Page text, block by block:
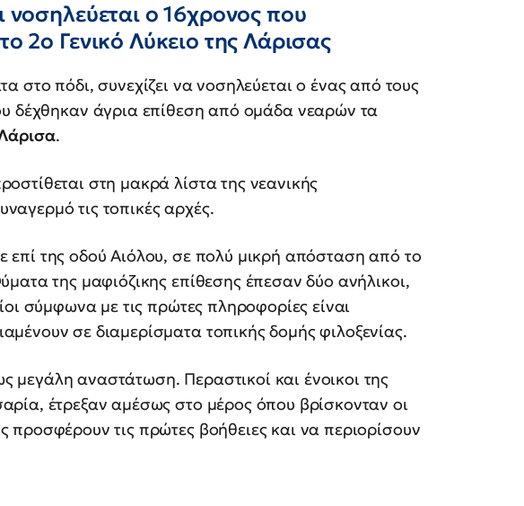
ο 16χρονος που
2ο Γενικό Λύκειο της Λάρισας
στο πόδι, συνεχίζει να νοσηλεύεται ο ένας από τους
δέχθηκαν άγρια επίθεση από ομάδα νεαρών τα
.
στη μακρά λίστα της νεανικής
τις τοπικές αρχές.
επί της οδού Αιόλου, σε πολύ μικρή απόσταση από το
της μαφιόζικης επίθεσης έπεσαν δύο ανήλικοι,
σύμφωνα με τις πρώτες πληροφορίες είναι
σε διαμερίσματα τοπικής δομής φιλοξενίας.
μεγάλη αναστάτωση. Περαστικοί και ένοικοι της
έτρεξαν αμέσως στο μέρος όπου βρίσκονταν οι
προσφέρουν τις πρώτες βοήθειες και να περιορίσουν